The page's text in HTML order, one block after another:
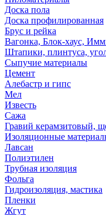
Доска пола
Доска профилированная
Брус и рейка
Вагонка, Блок-хаус,
Штапики, плинтуса,
Сыпучие материалы
Цемент
Алебастр и гипс
Мел
Известь
Сажа
Гравий керамзитовый,
Изоляционные
Лавсан
Полиэтилен
Трубная изоляция
Фольга
Гидроизоляция, мастика
Пленки
Жгут